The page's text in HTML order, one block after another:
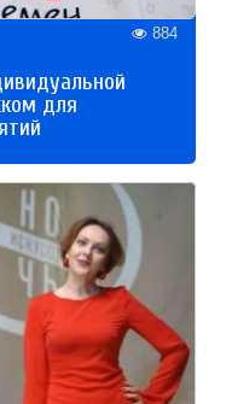
884
для